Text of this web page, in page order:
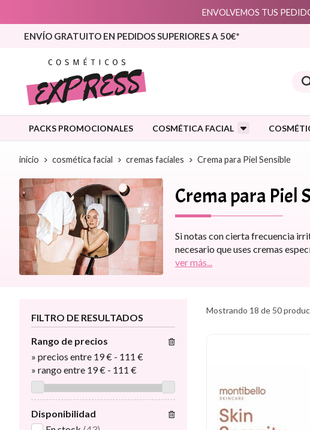
ENVOLVEMOS TUS
ENVÍO GRATUITO EN PEDIDOS SUPERIORES A 50€*
PACKS PROMOCIONALES COSMÉTICA FACIAL
inicio cosmética facial cremas faciales Crema para Piel Sensible
Crema para Piel
Si notas con cierta frecuencia
necesario que uses cremas
ver más...
Mostrando 18 de 50
FILTRO DE RESULTADOS
Rango de precios
» precios entre 19 € - 111 €
» rango entre 19€ - 111 €
Disponibilidad